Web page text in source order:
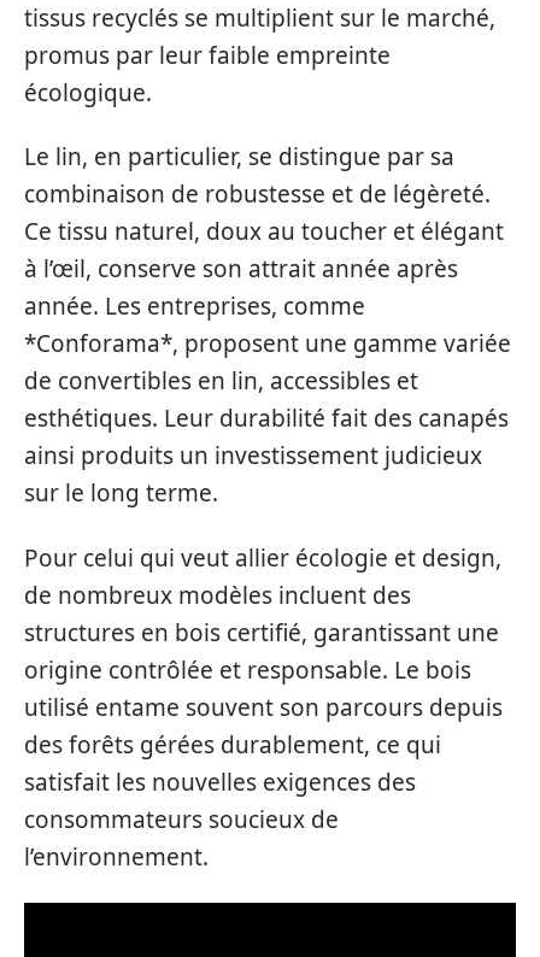
tissus recyclés se multiplient sur le marché,
promus par leur faible empreinte
écologique.
Le lin, en particulier, se distingue par sa
combinaison de robustesse et de légèreté.
Ce tissu naturel, doux au toucher et élégant
à l’œil, conserve son attrait année après
année. Les entreprises, comme
*Conforama*, proposent une gamme variée
de convertibles en lin, accessibles et
esthétiques. Leur durabilité fait des canapés
ainsi produits un investissement judicieux
sur le long terme.
Pour celui qui veut allier écologie et design,
de nombreux modèles incluent des
structures en bois certifié, garantissant une
origine contrôlée et responsable. Le bois
utilisé entame souvent son parcours depuis
des forêts gérées durablement, ce qui
satisfait les nouvelles exigences des
consommateurs soucieux de
l’environnement.